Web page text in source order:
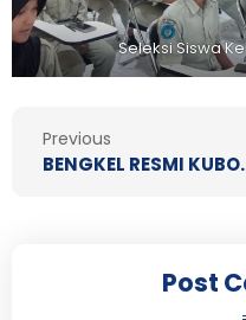
Seleksi Siswa
Prev
Previous
BENGKEL RESMI
Post